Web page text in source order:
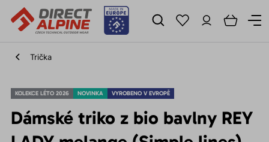
Trička
KOLEKCE LÉTO 2026 NOVINKA VYROBENO V EVROPĚ
Dámské triko z bio bavlny REY